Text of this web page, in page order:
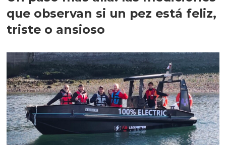
que observan si un pez está feliz,
triste o ansioso